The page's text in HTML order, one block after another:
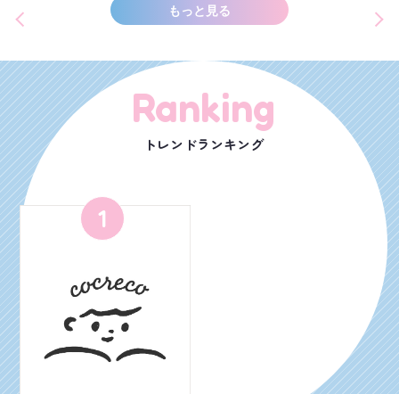
もっと見る
Ranking
トレンドランキング
1